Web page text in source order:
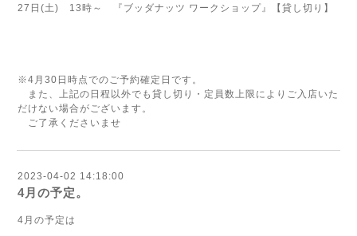
27日(土) 13時～ 『ブッダナッツ ワークショップ』【貸し切り】
※4月30日時点でのご予約確定日です。
また、上記の日程以外でも貸し切り・定員数上限によりご入店いた
だけない場合がございます。
ご了承くださいませ
2023-04-02 14:18:00
4月の予定。
4月の予定は